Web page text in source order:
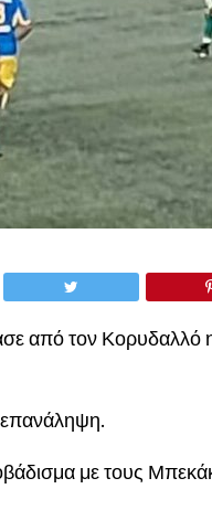
από τον Κορυδαλλό
με τους